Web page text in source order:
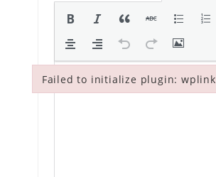
Failed to initialize plugin: wplink
Failed to initialize plugin: wplink